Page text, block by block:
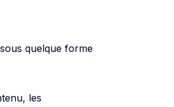
quelque forme
les